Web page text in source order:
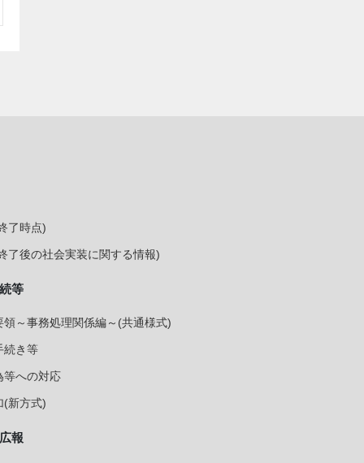
了時点)
了後の社会実装に関する情報)
等
～事務処理関係編～(共通様式)
続き等
等への対応
(新方式)
報